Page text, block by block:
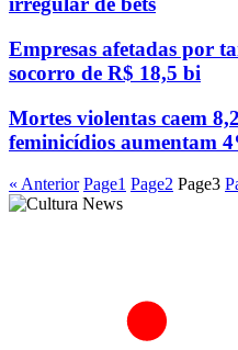
Empresas afetadas por
socorro de R$ 18,5 bi
Mortes violentas caem
feminicídios aumentam
« Anterior Page1 Page2 Page3